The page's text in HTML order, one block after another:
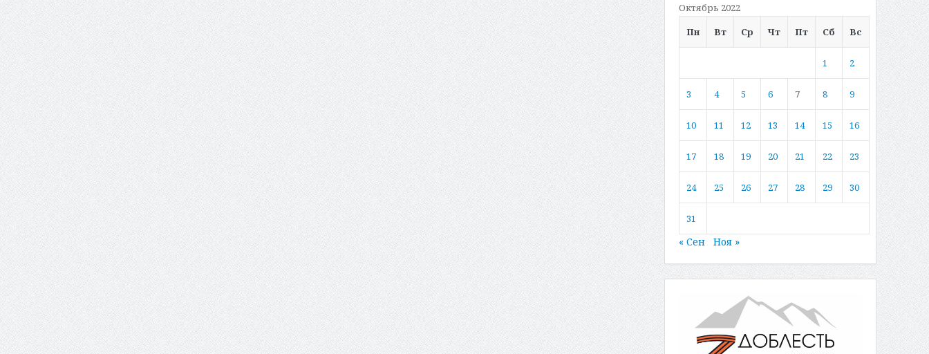
Октябрь 2022
Пн
Вт Ср Чт Пт Сб Вс
1 2
3 4 5 6 7 8 9
10 11 12 13 14 15 16
17 18 19 20 21 22 23
24 25 26 27 28 29 30
31
« Сен Ноя »